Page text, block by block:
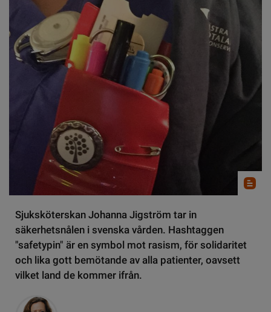
Sjuksköterskan Johanna Jigström tar in
säkerhetsnålen i svenska vården. Hashtaggen
"safetypin" är en symbol mot rasism, för solidaritet
och lika gott bemötande av alla patienter, oavsett
vilket land de kommer ifrån.